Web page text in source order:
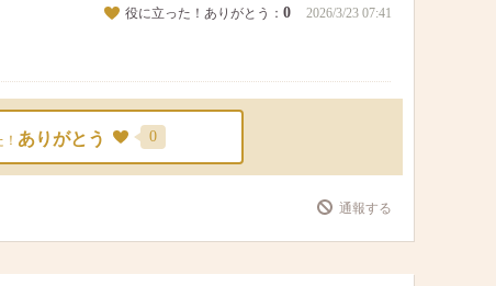
役に立った！ありがとう： 0 2026/3/23 07:41
ありがとう 0
通報する